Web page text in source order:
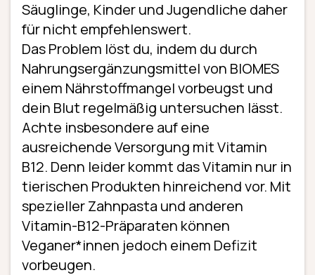
Säuglinge, Kinder und Jugendliche daher
für nicht empfehlenswert.
Das Problem löst du, indem du durch
Nahrungs­ergänzungs­mittel von BIOMES
einem Nährstoffmangel vorbeugst und
dein Blut regelmäßig untersuchen lässt.
Achte insbesondere auf eine
ausreichende Versorgung mit Vitamin
B12. Denn leider kommt das Vitamin nur in
tierischen Produkten hinreichend vor. Mit
spezieller Zahnpasta und anderen
Vitamin-B12-Präparaten können
Veganer*innen jedoch einem Defizit
vorbeugen.